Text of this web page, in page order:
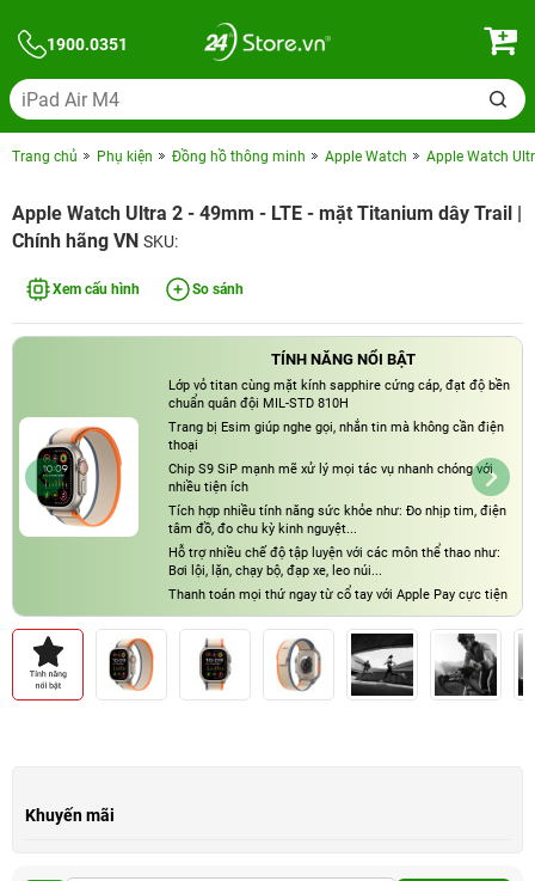
1900.0351
Trang chủ Phụ kiện Đồng hồ thông minh Apple Watch Apple Watch
Apple Watch Ultra 2 - 49mm - LTE - mặt Titanium dây Trail |
Chính hãng VN SKU:
Xem cấu hình So sánh
TÍNH NĂNG NỔI BẬT
Lớp vỏ titan cùng mặt kính sapphire cứng cáp, đạt độ bền
chuẩn quân đội MIL-STD 810H
Trang bị Esim giúp nghe gọi, nhắn tin mà không cần điện
thoại
Chip S9 SiP mạnh mẽ xử lý mọi tác vụ nhanh chóng với
nhiều tiện ích
Tích hợp nhiều tính năng sức khỏe như: Đo nhịp tim, điện
tâm đồ, đo chu kỳ kinh nguyệt...
Hỗ trợ nhiều chế độ tập luyện với các môn thể thao như:
Bơi lội, lặn, chạy bộ, đạp xe, leo núi...
Thanh toán mọi thứ ngay từ cổ tay với Apple Pay cực tiện
lợi
Khuyến mãi